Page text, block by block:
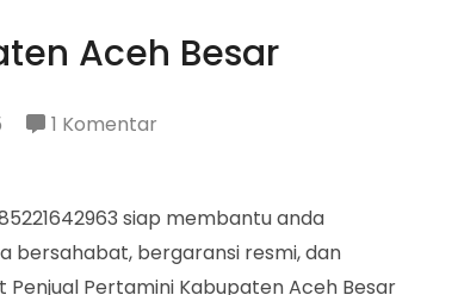
Aceh Besar
1 Komentarpada
Kabupaten
Aceh
siap membantu anda
bersahabat, bergaransi resmi, dan
Penjual Pertamini Kabupaten Aceh Besar